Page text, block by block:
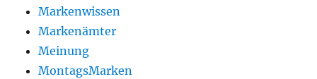
Markenwissen
Markenämter
Meinung
MontagsMarken